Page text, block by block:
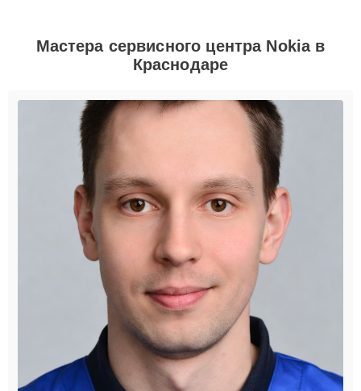
Мастера сервисного центра Nokia в
Краснодаре